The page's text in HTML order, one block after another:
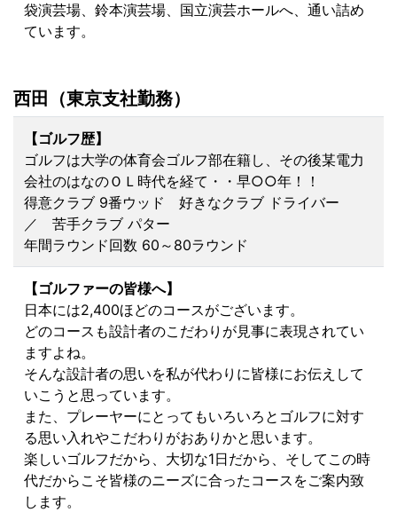
袋演芸場、鈴本演芸場、国立演芸ホールへ、通い詰め
ています。
西田（東京支社勤務）
【ゴルフ歴】
ゴルフは大学の体育会ゴルフ部在籍し、その後某電力
会社のはなのＯＬ時代を経て・・早○○年！！
得意クラブ 9番ウッド 好きなクラブ ドライバー
／ 苦手クラブ パター
年間ラウンド回数 60～80ラウンド
【ゴルファーの皆様へ】
日本には2,400ほどのコースがございます。
どのコースも設計者のこだわりが見事に表現されてい
ますよね。
そんな設計者の思いを私が代わりに皆様にお伝えして
いこうと思っています。
また、プレーヤーにとってもいろいろとゴルフに対す
る思い入れやこだわりがおありかと思います。
楽しいゴルフだから、大切な1日だから、そしてこの時
代だからこそ皆様のニーズに合ったコースをご案内致
します。